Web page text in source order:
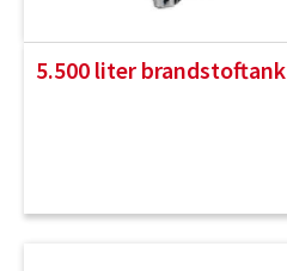
5.500 liter brandstoftank